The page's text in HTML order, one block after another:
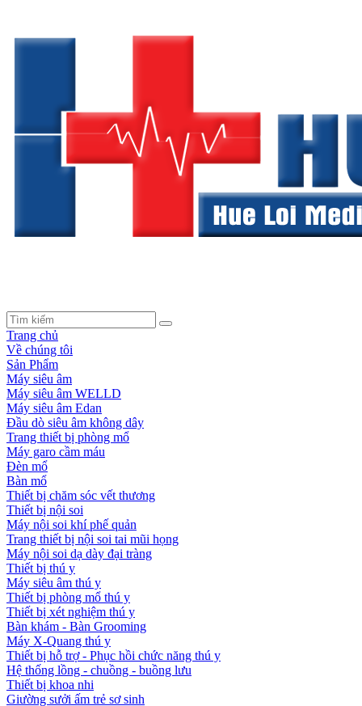
Trang chủ
Về chúng tôi
Sản Phẩm
Máy siêu âm
Máy siêu âm WELLD
Máy siêu âm Edan
Đầu dò siêu âm không dây
Trang thiết bị phòng mổ
Máy garo cầm máu
Đèn mổ
Bàn mổ
Thiết bị chăm sóc vết thương
Thiết bị nội soi
Máy nội soi khí phế quản
Trang thiết bị nội soi tai mũi họng
Máy nội soi dạ dày đại tràng
Thiết bị thú y
Máy siêu âm thú y
Thiết bị phòng mổ thú y
Thiết bị xét nghiệm thú y
Bàn khám - Bàn Grooming
Máy X-Quang thú y
Thiết bị hỗ trợ - Phục hồi chức năng thú y
Hệ thống lồng - chuồng - buồng lưu
Thiết bị khoa nhi
Giường sưởi ấm trẻ sơ sinh